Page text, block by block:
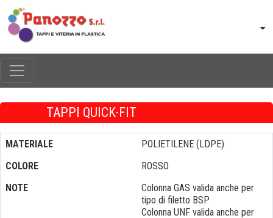
TAPPI QUICK-FIT
MATERIALE
POLIETILENE (LDPE)
COLORE
ROSSO
NOTE
Colonna GAS valida anche per
tipo di filetto BSP
Colonna UNF valida anche per